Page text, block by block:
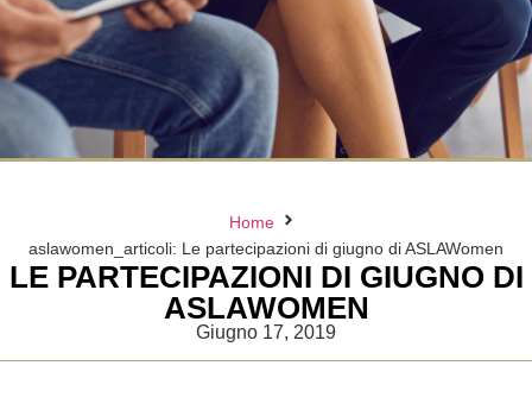
Home
aslawomen_articoli: Le partecipazioni di giugno di ASLAWomen
LE PARTECIPAZIONI DI GIUGNO DI
ASLAWOMEN
Giugno 17, 2019